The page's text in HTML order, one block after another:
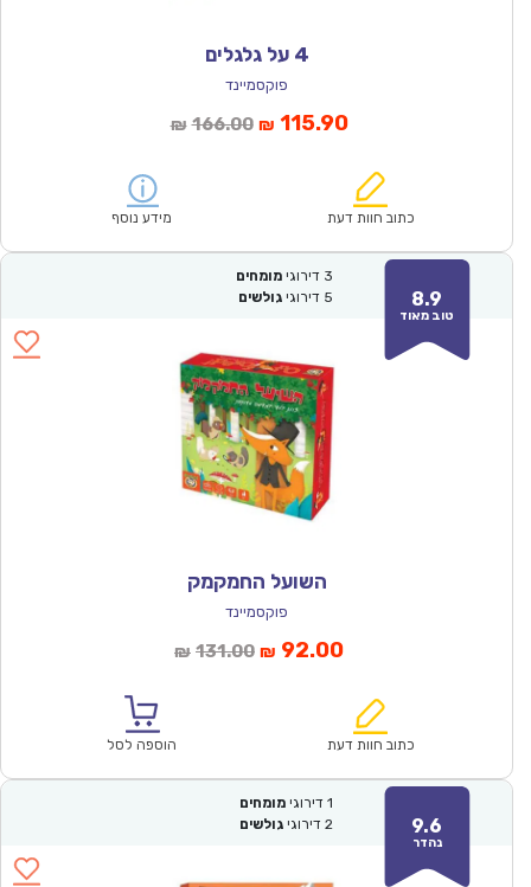
4 על גלגלים
פוקסמיינד
₪ 166.00המחיר
₪166.00.
₪ 115.90המחיר
הוא:
כתוב חוות דעת מידע נוסף
8.9
טוב מאוד
3 דירוגי מומחים
5 דירוגי גולשים
השועל החמקמק
פוקסמיינד
₪ 131.00המחיר
₪131.00.
₪ 92.00המחיר
הוא:
כתוב חוות דעת הוספה לסל
9.6
נהדר
1 דירוגי מומחים
2 דירוגי גולשים